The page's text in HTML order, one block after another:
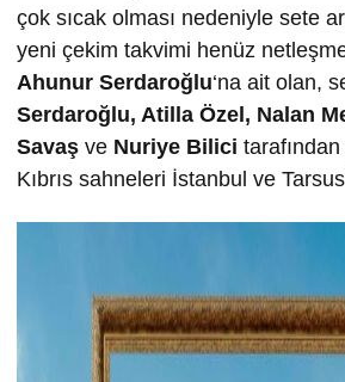
çok sıcak olması nedeniyle sete
yeni çekim takvimi henüz
Ahunur Serdaroğ lu‘na ait olan,
Serdaroğ lu, Atilla Özel, Nalan
Savaş ve Nuriye Bilici
Kıbrıs sahneleri İstanbul ve